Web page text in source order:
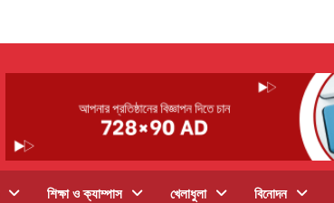
শিক্ষা ও ক্যাম্পাস খেলাধুলা বিনোদন